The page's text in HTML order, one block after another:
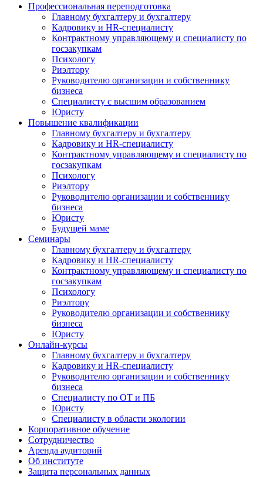
Профессиональная переподготовка
Главному бухгалтеру и бухгалтеру
Кадровику и HR-специалисту
Контрактному управляющему и специалисту по
госзакупкам
Психологу
Риэлтору
Руководителю организации и собственнику
бизнеса
Специалисту с высшим образованием
Юристу
Повышение квалификации
Главному бухгалтеру и бухгалтеру
Кадровику и HR-специалисту
Контрактному управляющему и специалисту по
госзакупкам
Психологу
Риэлтору
Руководителю организации и собственнику
бизнеса
Юристу
Будущей маме
Семинары
Главному бухгалтеру и бухгалтеру
Кадровику и HR-специалисту
Контрактному управляющему и специалисту по
госзакупкам
Психологу
Риэлтору
Руководителю организации и собственнику
бизнеса
Юристу
Онлайн-курсы
Главному бухгалтеру и бухгалтеру
Кадровику и HR-специалисту
Руководителю организации и собственнику
бизнеса
Специалисту по ОТ и ПБ
Юристу
Специалисту в области экологии
Корпоративное обучение
Сотрудничество
Аренда аудиторий
Об институте
Защита персональных данных